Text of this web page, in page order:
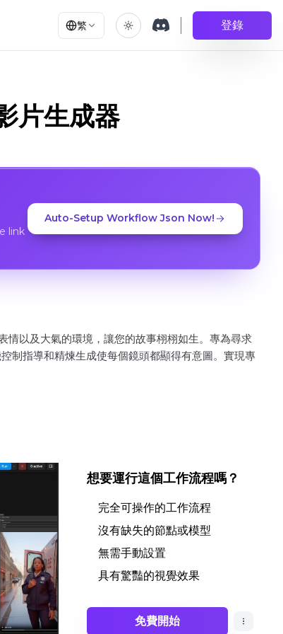
繁 登錄
片生成器
link
Auto-Setup Workflow Json Now!
以及大氣的環境，讓您的故事栩栩如生。專為尋求
制指導和精煉生成使每個鏡頭都顯得有意圖。實現專
想要運行這個工作流程嗎？
完全可操作的工作流程
沒有缺失的節點或模型
無需手動設置
具有驚豔的視覺效果
免費開始